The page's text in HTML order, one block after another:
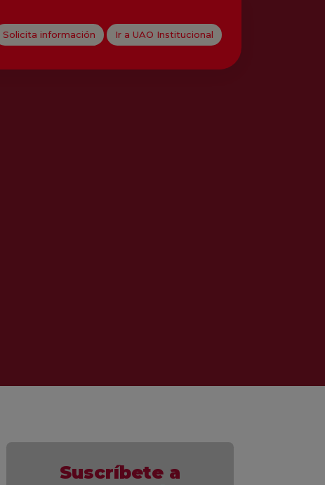
Solicita información Ir a UAO Institucional